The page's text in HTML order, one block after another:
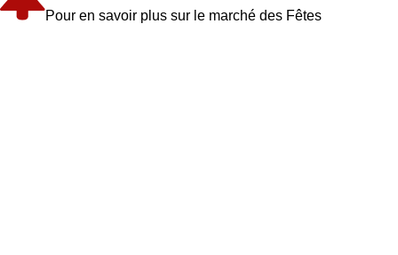
Pour en savoir plus sur le marché des Fêtes